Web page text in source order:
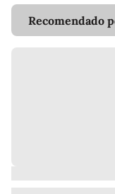
Recomendado